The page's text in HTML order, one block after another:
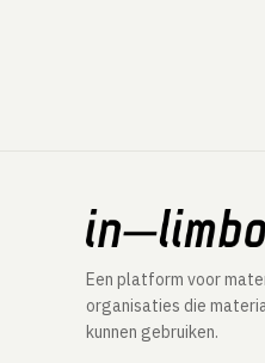
Een platform voor
organisaties die
kunnen gebruiken.